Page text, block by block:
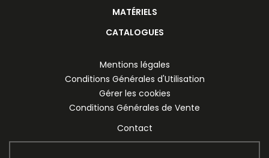
MATÉRIELS
CATALOGUES
Mentions légales
Conditions Générales d'Utilisation
Gérer les cookies
Conditions Générales de Vente
Contact